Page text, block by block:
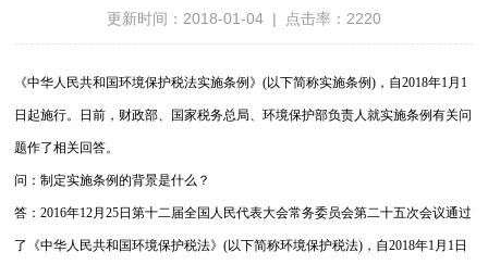
更新时间：2018-01-04 | 点击率：2220
《中华人民共和国环境保护税法实施条例》(以下简称实施条例)，自2018年1月1
日起施行。日前，财政部、国家税务总局、环境保护部负责人就实施条例有关问
题作了相关回答。
问：制定实施条例的背景是什么？
答：2016年12月25日第十二届全国人民代表大会常务委员会第二十五次会议通过
了《中华人民共和国环境保护税法》(以下简称环境保护税法)，自2018年1月1日